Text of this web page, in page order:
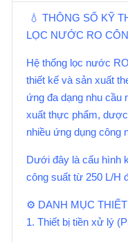
💧 THÔNG SỐ KỸ
LỌC NƯỚC RO
Hệ thống lọc nước
thiết kế và sản xuất
ứng đa dạng nhu cầu
xuất thực phẩm,
nhiều ứng dụng công
Dưới đây là cấu hình
công suất từ 250 L/H
⚙️ DANH MỤC
1. Thiết bị tiền xử lý